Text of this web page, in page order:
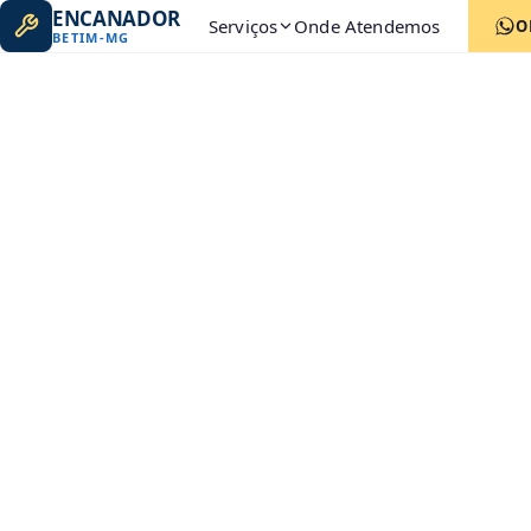
ENCANADOR
BETIM-MG Serviços Onde Atendemos